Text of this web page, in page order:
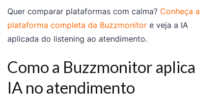
Quer comparar plataformas com calma? Conheça a
plataforma completa da Buzzmonitor e veja a IA
aplicada do listening ao atendimento.
Como a Buzzmonitor aplica
IA no atendimento